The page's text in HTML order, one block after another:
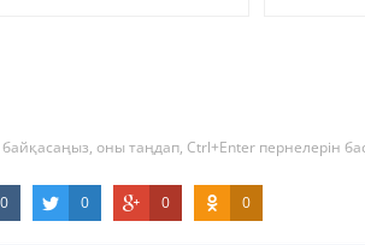
байқасаңыз, оны таңдап, Ctrl+Enter пернелерін
0 0 0 0